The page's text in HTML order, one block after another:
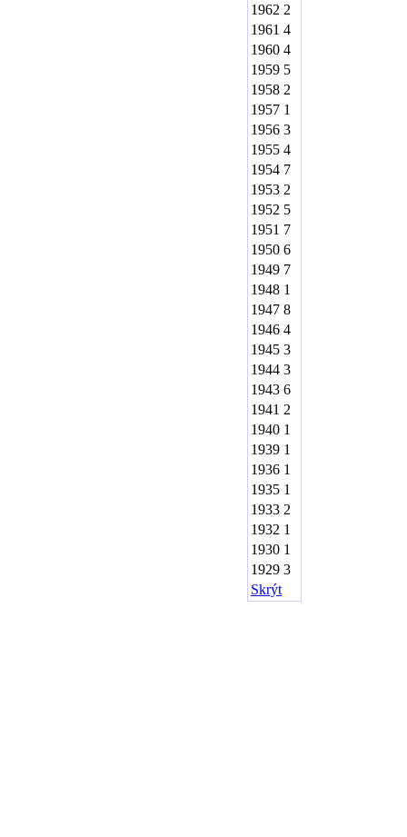
1962 2
1961 4
1960 4
1959 5
1958 2
1957 1
1956 3
1955 4
1954 7
1953 2
1952 5
1951 7
1950 6
1949 7
1948 1
1947 8
1946 4
1945 3
1944 3
1943 6
1941 2
1940 1
1939 1
1936 1
1935 1
1933 2
1932 1
1930 1
1929 3
Skrýt